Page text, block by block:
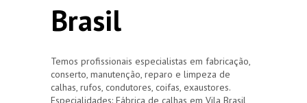
Brasil
Temos profissionais especialistas em fabricação,
conserto, manutenção, reparo e limpeza de
calhas, rufos, condutores, coifas, exaustores.
Especialidades: Fábrica de calhas em Vila Brasil